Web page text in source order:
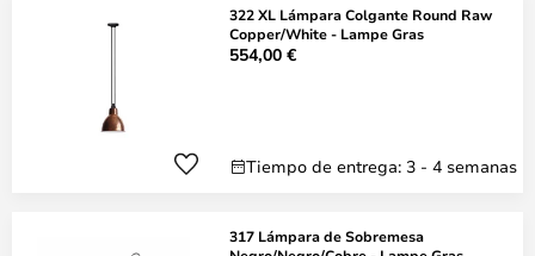
322 XL Lámpara Colgante Round Raw
Copper/White - Lampe Gras
554,00 €
Tiempo de entrega: 3 - 4 semanas
317 Lámpara de Sobremesa